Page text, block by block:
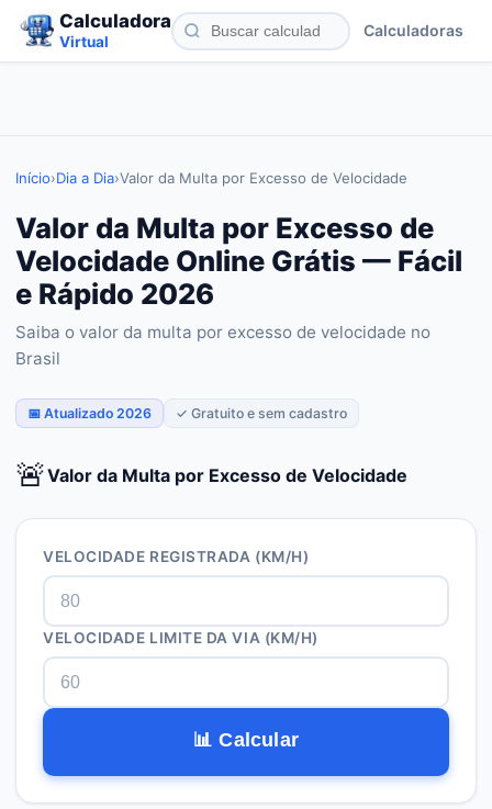
Calculadora
Virtual
Calculadoras
Início›Dia a Dia›Valor da Multa por Excesso de Velocidade
Valor da Multa por Excesso de
Velocidade Online Grátis — Fácil
e Rápido 2026
Saiba o valor da multa por excesso de velocidade no
Brasil
📅 Atualizado 2026 ✓ Gratuito e sem cadastro
🚨Valor da Multa por Excesso de Velocidade
VELOCIDADE REGISTRADA (KM/H)
VELOCIDADE LIMITE DA VIA (KM/H)
📊 Calcular